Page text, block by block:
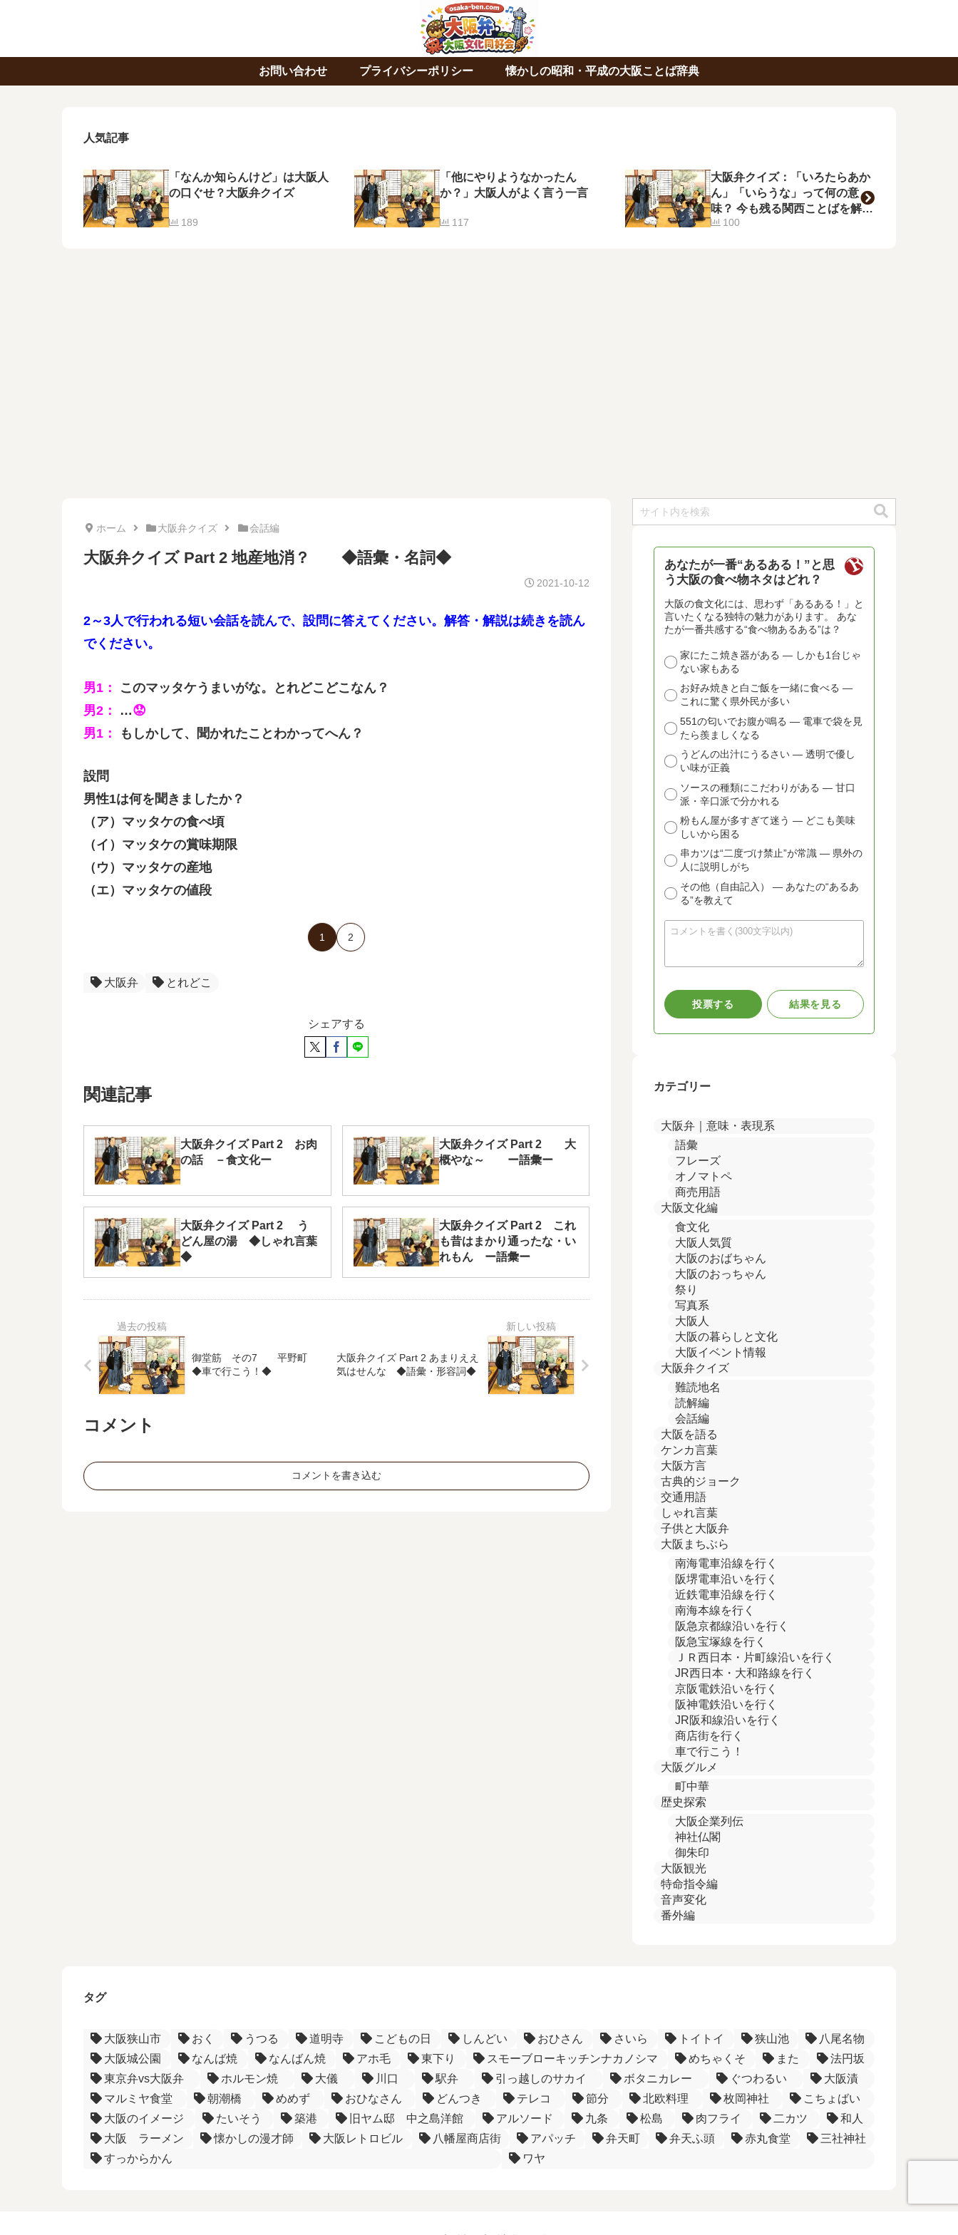
お問い合わせ プライバシーポリシー 懐かしの昭和・平成の大阪ことば辞典
人気記事
「なんか知らんけど」は大阪人
の口ぐせ？大阪弁クイズ
189
「他にやりようなかったん
か？」大阪人がよく言う一言
117
大阪弁クイズ：「いろたらあか
ん」「いらうな」って何の意
味？ 今も残る関西ことばを解
説！
100
ホーム 大阪弁クイズ 会話編
大阪弁クイズ Part 2 地産地消？ ◆語彙・名詞◆
2021-10-12
2～3人で行われる短い会話を読んで、設問に答えてください。解答・解説は続きを読ん
でください。
男1：
このマッタケうまいがな。とれどこどこなん？
男2：
…😟
男1：
もしかして、聞かれたことわかってへん？
設問
男性1は何を聞きましたか？
（ア）マッタケの食べ頃
（イ）マッタケの賞味期限
（ウ）マッタケの産地
（エ）マッタケの値段
1 2
大阪弁 とれどこ
シェアする
関連記事
大阪弁クイズ Part 2 お肉
の話 －食文化ー
大阪弁クイズ Part 2 大
概やな～ ー語彙ー
大阪弁クイズ Part 2 う
どん屋の湯 ◆しゃれ言葉
◆
大阪弁クイズ Part 2 これ
も昔はまかり通ったな・い
れもん ー語彙ー
御堂筋 その7 平野町
◆車で行こう！◆
大阪弁クイズ Part 2 あまりええ
気はせんな ◆語彙・形容詞◆
コメント
コメントを書き込む
カテゴリー
大阪弁｜意味・表現系
語彙
フレーズ
オノマトペ
商売用語
大阪文化編
食文化
大阪人気質
大阪のおばちゃん
大阪のおっちゃん
祭り
写真系
大阪人
大阪の暮らしと文化
大阪イベント情報
大阪弁クイズ
難読地名
読解編
会話編
大阪を語る
ケンカ言葉
大阪方言
古典的ジョーク
交通用語
しゃれ言葉
子供と大阪弁
大阪まちぶら
南海電車沿線を行く
阪堺電車沿いを行く
近鉄電車沿線を行く
南海本線を行く
阪急京都線沿いを行く
阪急宝塚線を行く
ＪＲ西日本・片町線沿いを行く
JR西日本・大和路線を行く
京阪電鉄沿いを行く
阪神電鉄沿いを行く
JR阪和線沿いを行く
商店街を行く
車で行こう！
大阪グルメ
町中華
歴史探索
大阪企業列伝
神社仏閣
御朱印
大阪観光
特命指令編
音声変化
番外編
タグ
大阪狭山市 おく うつる 道明寺 こどもの日 しんどい おひさん さいら トイトイ 狭山池
八尾名物
大阪城公園
なんば焼 なんばん焼 アホ毛 東下り スモーブローキッチンナカノシマ めちゃくそ また
法円坂
東京弁vs大阪弁
ホルモン焼 大儀 川口 駅弁 引っ越しのサカイ ボタニカレー ぐつわるい
大阪漬
マルミヤ食堂
朝潮橋 めめず おひなさん どんつき テレコ 節分 北欧料理 枚岡神社
こちょばい
大阪のイメージ
たいそう 築港 旧ヤム邸 中之島洋館 アルソード 九条 松島 肉フライ 二カツ
和人
大阪 ラーメン
懐かしの漫才師 大阪レトロビル 八幡屋商店街 アパッチ 弁天町 弁天ふ頭 赤丸食堂
三社神社
すっからかん
ワヤ